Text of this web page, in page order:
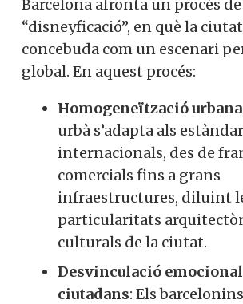
Barcelona afronta un procés de
“disneyficació”, en què la
concebuda com un escenari
global. En aquest procés:
Homogeneïtzació urbana
urbà s’adapta als
internacionals, des de
comercials fins a grans
infraestructures, diluint
particularitats
culturals de la ciutat.
Desvinculació
ciutadans: Els